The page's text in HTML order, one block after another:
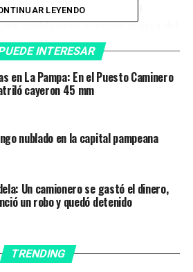
desde la organización del
pudiéramos exponer acerca del
Provincia, particularmente el
La presentación fue en
Gobierno, la Defensoría de
de La Pampa, además de las
Provincial de Niñez y
presentes.El video fue
por un numeroso auditorio, entre
presente el secretario nacional
y Familia del Ministerio de
Lerner, y la presidenta del
LEYENDO
INTERESAR
en La Pampa: En el Puesto Caminero
cayeron 45 mm
nublado en la capital pampeana
Un camionero se gastó el dinero,
un robo y quedó detenido
TRENDING